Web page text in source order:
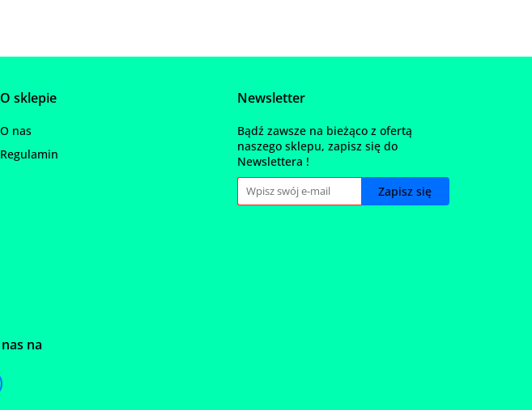
O sklepie
O nas
Regulamin
Newsletter
Bądź zawsze na bieżąco z ofertą
naszego sklepu, zapisz się do
Newslettera !
na